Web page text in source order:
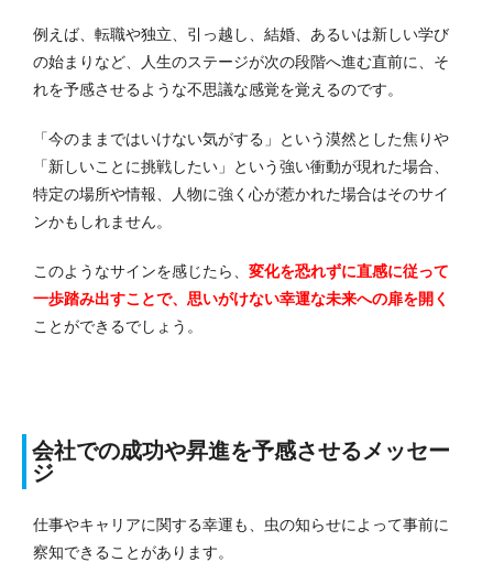
例えば、転職や独立、引っ越し、結婚、あるいは新しい学び
の始まりなど、人生のステージが次の段階へ進む直前に、そ
れを予感させるような不思議な感覚を覚えるのです。
「今のままではいけない気がする」という漠然とした焦りや
「新しいことに挑戦したい」という強い衝動が現れた場合、
特定の場所や情報、人物に強く心が惹かれた場合はそのサイ
ンかもしれません。
このようなサインを感じたら、 変化を恐れずに直感に従って
一歩踏み出すことで、思いがけない幸運な未来への扉を開く
ことができるでしょう。
会社での成功や昇進を予感させるメッセー
ジ
仕事やキャリアに関する幸運も、虫の知らせによって事前に
察知できることがあります。